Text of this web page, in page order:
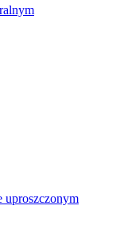
uproszczonym